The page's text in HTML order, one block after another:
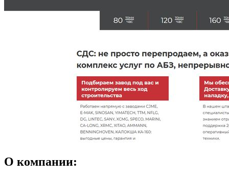
О компании: